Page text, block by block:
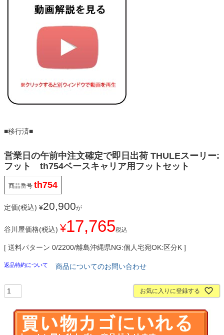
■移行済■
営業日の午前中注文確定で即日出荷 THULEスーリー:
フット th754ベースキャリア用フットセット
商品番号 th754
定価(税込) ¥20,900が
谷川屋価格(税込) ¥17,765税込
送料パターン 0/2200/離島沖縄県NG:個人宅宛OK:区分K
返品特約について 商品についてのお問い合わせ
お気に入りに登録する